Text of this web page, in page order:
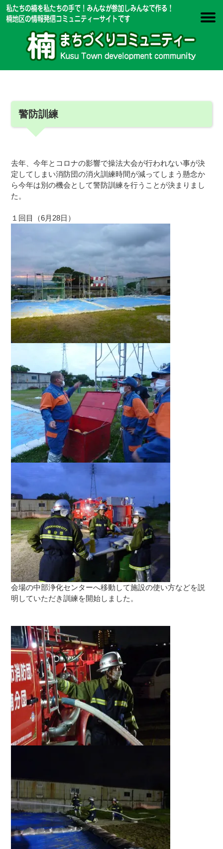
警防訓練
去年、今年とコロナの影響で操法大会が行われない事が決
定してしまい消防団の消火訓練時間が減ってしまう懸念か
ら今年は別の機会として警防訓練を行うことが決まりまし
た。
１回目（6月28日）
会場の中部浄化センターへ移動して施設の使い方などを説
明していただき訓練を開始しました。